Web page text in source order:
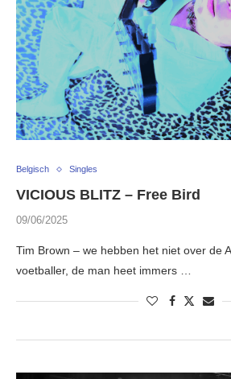
Belgisch Singles
VICIOUS BLITZ – Free Bird
09/06/2025
Tim Brown – we hebben het niet over de
voetballer, de man heet immers …